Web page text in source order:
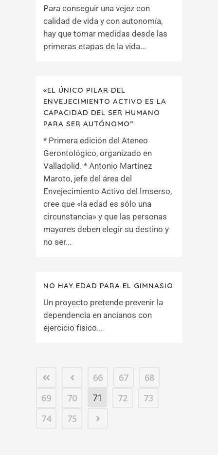
Para conseguir una vejez con
calidad de vida y con autonomía,
hay que tomar medidas desde las
primeras etapas de la vida...
«EL ÚNICO PILAR DEL
ENVEJECIMIENTO ACTIVO ES LA
CAPACIDAD DEL SER HUMANO
PARA SER AUTÓNOMO”
* Primera edición del Ateneo
Gerontológico, organizado en
Valladolid. * Antonio Martínez
Maroto, jefe del área del
Envejecimiento Activo del Imserso,
cree que «la edad es sólo una
circunstancia» y que las personas
mayores deben elegir su destino y
no ser...
NO HAY EDAD PARA EL GIMNASIO
Un proyecto pretende prevenir la
dependencia en ancianos con
ejercicio físico...
66 67
68
69
70 71 72
73
74
75